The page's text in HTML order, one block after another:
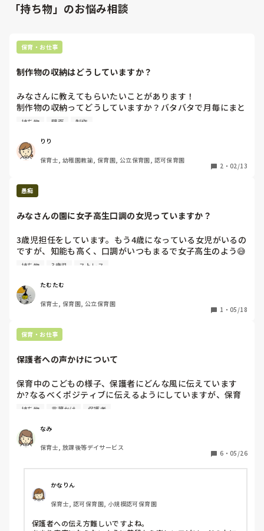
「持ち物」のお悩み相談
保育・お仕事
制作物の収納はどうしていますか？
みなさんに教えてもらいたいことがあります！
制作物の収納ってどうしていますか？バタバタで月毎にまと
めていて、年度末にあわあわして1人ずつに分けています…
けたい、と思っているのですが、、いい方法があるかた、ぜ
ひ教えてください🥹
持ち物 壁面 制作
りり
保育士, 幼稚園教諭, 保育園, 公立保育園, 認可保育園
2 ・ 02/13
愚痴
みなさんの園に女子高生口調の女児っていますか？
3歳児担任をしています。もう4歳になっている女児がいるの
ですが、知能も高く、口調がいつもまるで女子高生のよう😅
私が他の子と「それ、すごい面白いね！」と大笑いしていた
顔で言ってきます😑笑い声より大きい声で何回も言うので、
「もうわかりました！言わなくていいです！」とイラっとし
てしまいました😒それにその女児は、私のファッションにつ
なんかこの子苦手💦
持ち物 3歳児 ストレス
たむたむ
保育士, 保育園, 公立保育園
1 ・ 05/18
保育・お仕事
保護者への声かけについて
保育中のこどもの様子、保護者にどんな風に伝えています
か?なるべくポジティブに伝えるようにしていますが、保育
は良いことばかりではないですよね。ケガや持ち物忘れ、ケ
でいます。責められたように感じてしまう方や、心配性の
方、保育者対して批判的に捉えてしまう方もいます。自分の
心も相手の気持ちも、こどもの健やかな成長も大切にできる
持ち物 言葉かけ 保護者
なみ
保育士, 放課後等デイサービス
6 ・ 05/26
かなりん
保育士, 認可保育園, 小規模認可保育園
保護者への伝え方難しいですよね。